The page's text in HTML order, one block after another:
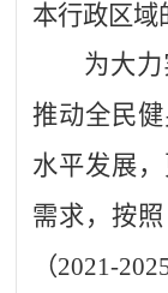
本行政区域
为大
推动全民
水平发展
需求，按
（2021-